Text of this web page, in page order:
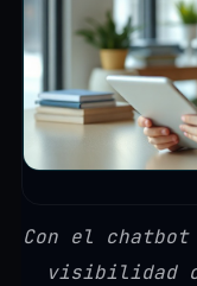
Con el
visibilidad